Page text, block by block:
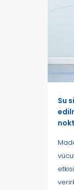
Su